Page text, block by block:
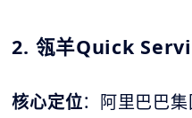
2. 瓴羊Quick
核心定位：阿里巴巴